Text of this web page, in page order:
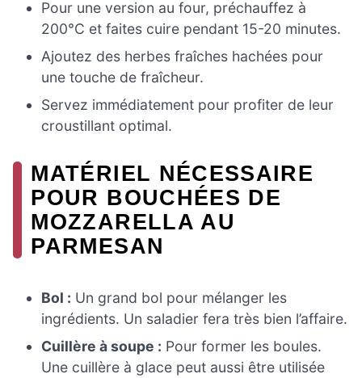
Pour une version au four, préchauffez à
200°C et faites cuire pendant 15-20 minutes.
Ajoutez des herbes fraîches hachées pour
une touche de fraîcheur.
Servez immédiatement pour profiter de leur
croustillant optimal.
MATÉRIEL NÉCESSAIRE
POUR BOUCHÉES DE
MOZZARELLA AU
PARMESAN
Bol : Un grand bol pour mélanger les
ingrédients. Un saladier fera très bien l’affaire.
Cuillère à soupe : Pour former les boules.
Une cuillère à glace peut aussi être utilisée